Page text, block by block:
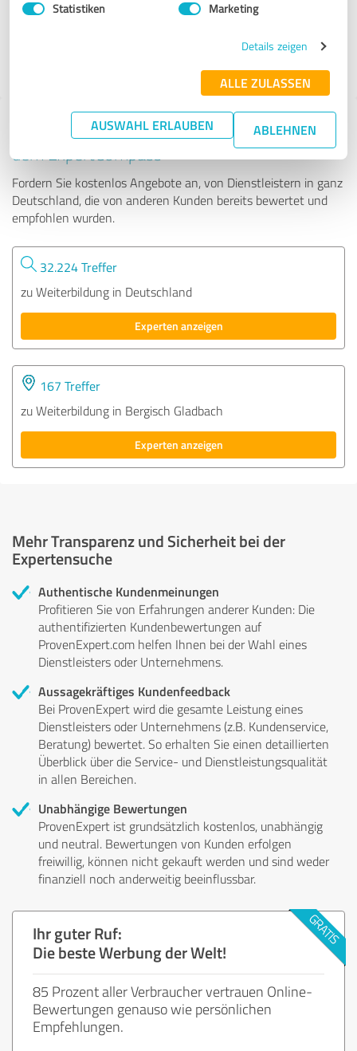
Statistiken Marketing
Details zeigen
ALLE ZULASSEN
AUSWAHL ERLAUBEN ABLEHNEN
Tipp: Die passenden Experten finden - mit
dem ExpertCompass
Fordern Sie kostenlos Angebote an, von Dienstleistern in ganz
Deutschland, die von anderen Kunden bereits bewertet und
empfohlen wurden.
32.224 Treffer
zu Weiterbildung in Deutschland
Experten anzeigen
167 Treffer
zu Weiterbildung in Bergisch Gladbach
Experten anzeigen
Mehr Transparenz und Sicherheit bei der
Expertensuche
Authentische Kundenmeinungen
Profitieren Sie von Erfahrungen anderer Kunden: Die
authentifizierten Kundenbewertungen auf
ProvenExpert.com helfen Ihnen bei der Wahl eines
Dienstleisters oder Unternehmens.
Aussagekräftiges Kundenfeedback
Bei ProvenExpert wird die gesamte Leistung eines
Dienstleisters oder Unternehmens (z.B. Kundenservice,
Beratung) bewertet. So erhalten Sie einen detaillierten
Überblick über die Service- und Dienstleistungsqualität
in allen Bereichen.
Unabhängige Bewertungen
ProvenExpert ist grundsätzlich kostenlos, unabhängig
und neutral. Bewertungen von Kunden erfolgen
freiwillig, können nicht gekauft werden und sind weder
finanziell noch anderweitig beeinflussbar.
Ihr guter Ruf:
Die beste Werbung der Welt!
85 Prozent aller Verbraucher vertrauen Online-
Bewertungen genauso wie persönlichen
Empfehlungen.